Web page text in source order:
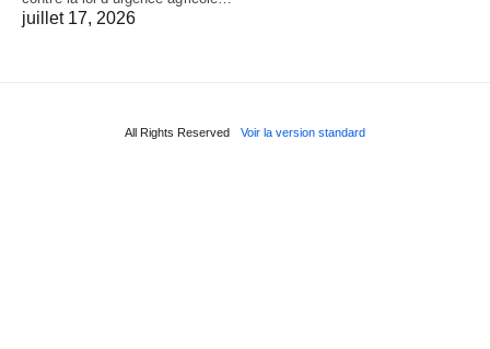
juillet 17, 2026
All Rights Reserved Voir la version standard